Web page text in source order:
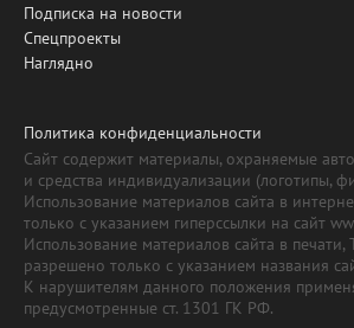
Подписка на новости
Спецпроекты
Наглядно
Политика конфиденциальности
Сайт содержит материалы, охраняемые
и средства индивидуализации (логотипы,
Использование материалов сайта в
только с указанием гиперссылки на сайт
Использование материалов сайта в
разрешено только с указанием названия
К нарушителям данного положения
предусмотренные ст. 1301 ГК РФ.